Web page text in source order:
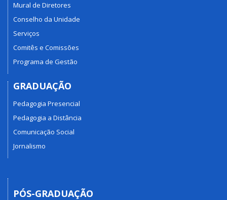
Mural de Diretores
Conselho da Unidade
Serviços
Comitês e Comissões
Programa de Gestão
GRADUAÇÃO
Pedagogia Presencial
Pedagogia a Distância
Comunicação Social
Jornalismo
PÓS-GRADUAÇÃO